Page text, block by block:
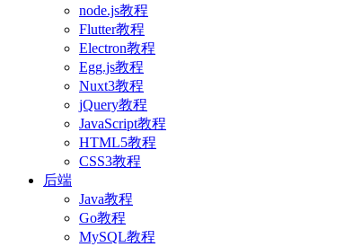
node.js教程
Flutter教程
Electron教程
Egg.js教程
Nuxt3教程
jQuery教程
JavaScript教程
HTML5教程
CSS3教程
后端
Java教程
Go教程
MySQL教程